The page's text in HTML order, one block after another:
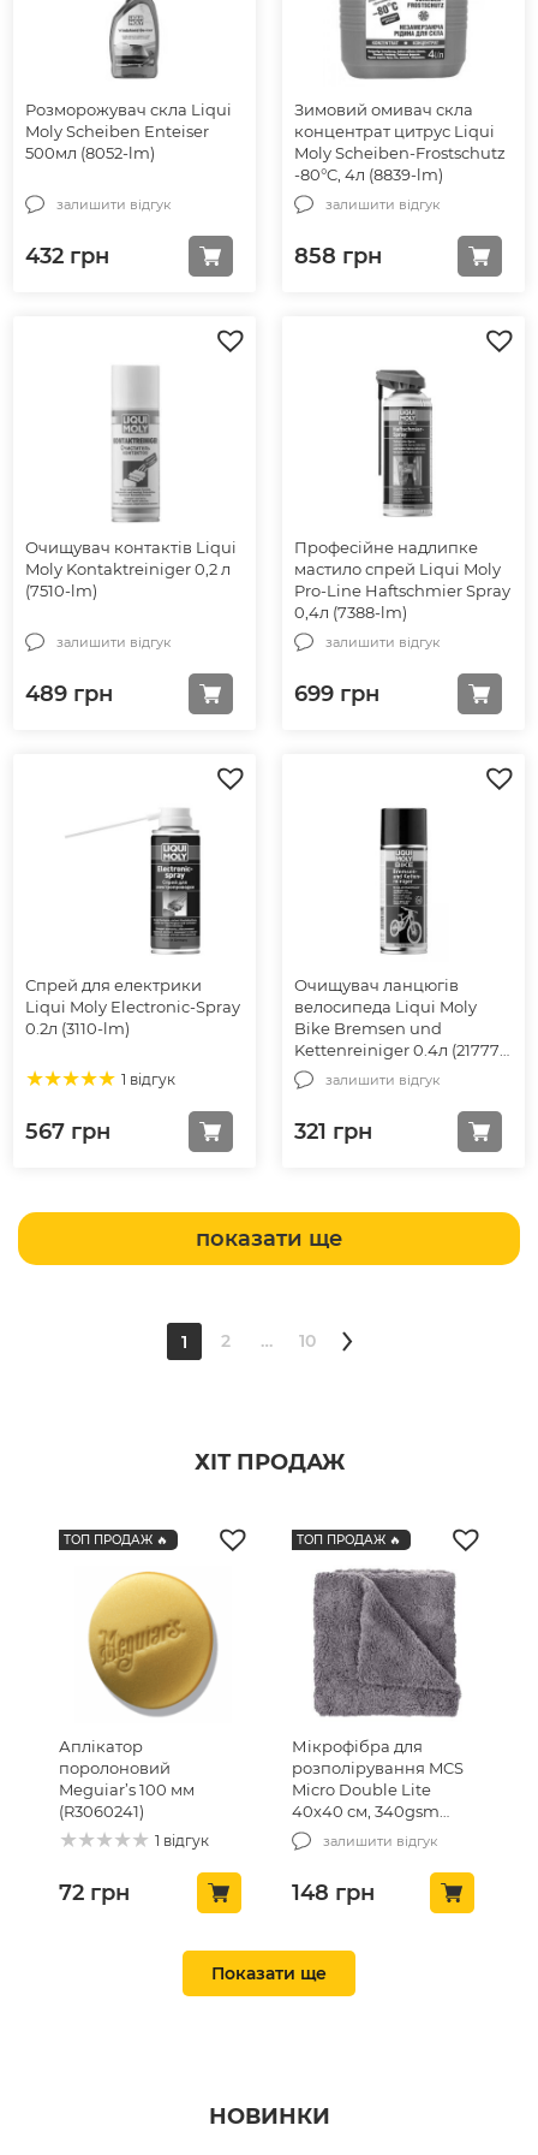
Розморожувач скла Liqui
Moly Scheiben Enteiser
500мл (8052-lm)
залишити відгук
432 грн
Зимовий омивач скла
концентрат цитрус Liqui
Moly Scheiben-Frostschutz
-80°C, 4л (8839-lm)
залишити відгук
858 грн
Очищувач контактів Liqui
Moly Kontaktreiniger 0,2 л
(7510-lm)
залишити відгук
489 грн
Професійне надлипке
мастило спрей Liqui Moly
Pro-Line Haftschmier Spray
0,4л (7388-lm)
залишити відгук
699 грн
Спрей для електрики
Liqui Moly Electronic-Spray
0.2л (3110-lm)
1 відгук
567 грн
Очищувач ланцюгів
велосипеда Liqui Moly
Bike Bremsen und
Kettenreiniger 0.4л (21777-
lm)
залишити відгук
321 грн
показати ще
1 2 … 10
ХІТ ПРОДАЖ
ТОП ПРОДАЖ 🔥
Аплікатор
поролоновий
Meguiar’s 100 мм
(R3060241)
1 відгук
72 грн
ТОП ПРОДАЖ 🔥
Мікрофібра для
розполірування MCS
Micro Double Lite
40х40 см, 340gsm
(MCS-03/1)
залишити відгук
148 грн
Показати ще
НОВИНКИ